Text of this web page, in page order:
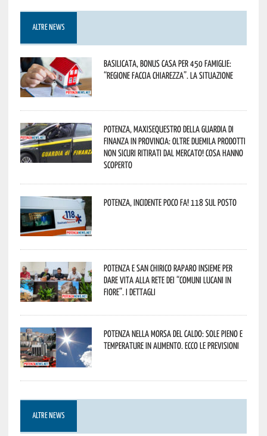
ALTRE NEWS
Basilicata, Bonus casa per 450 famiglie:
“Regione faccia chiarezza”. La situazione
Potenza, maxisequestro della Guardia di
Finanza in provincia: oltre duemila prodotti
non sicuri ritirati dal mercato! Cosa hanno
scoperto
Potenza, incidente poco fa! 118 sul posto
Potenza e San Chirico Raparo insieme per
dare vita alla rete dei “Comuni Lucani in
Fiore”. I dettagli
Potenza nella morsa del caldo: sole pieno e
temperature in aumento. Ecco le previsioni
ALTRE NEWS